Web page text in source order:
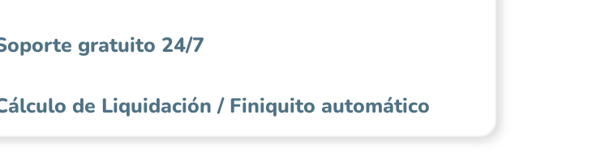
gratuito 24/7
de Liquidación / Finiquito automático